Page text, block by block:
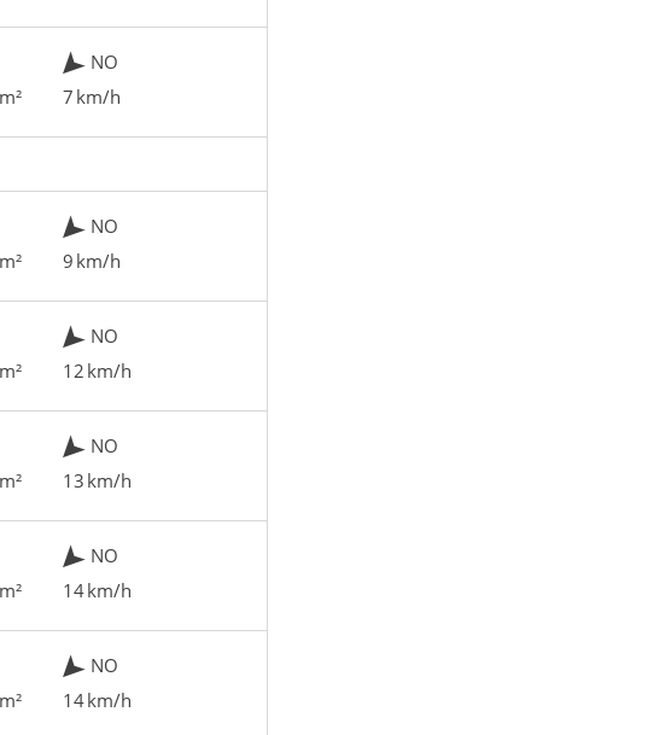
NO
7 km/h
NO
9 km/h
NO
12 km/h
NO
13 km/h
NO
14 km/h
NO
14 km/h